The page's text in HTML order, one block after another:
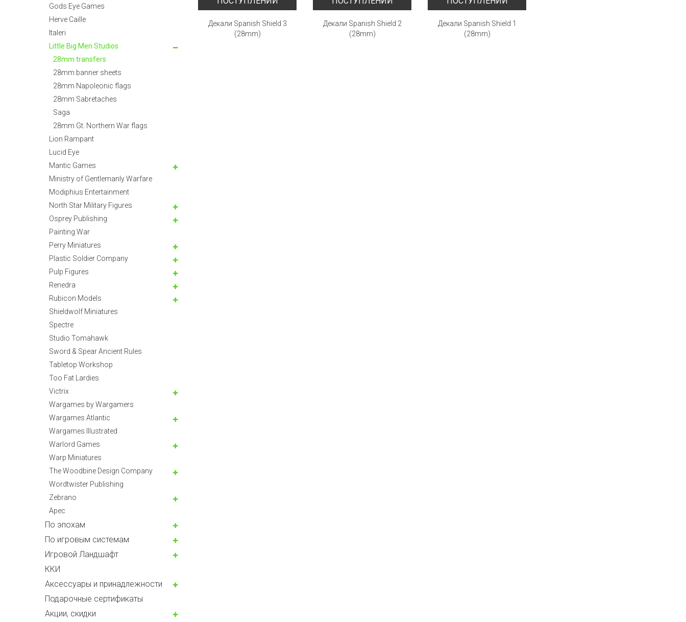
Gods Eye Games
Herve Caille
Italeri
Little Big Men Studios
28mm transfers
28mm banner sheets
28mm Napoleonic flags
28mm Sabretaches
Saga
28mm Gt. Northern War flags
Lion Rampant
Lucid Eye
Mantic Games
Ministry of Gentlemanly Warfare
Modiphius Entertainment
North Star Military Figures
Osprey Publishing
Painting War
Perry Miniatures
Plastic Soldier Company
Pulp Figures
Renedra
Rubicon Models
Shieldwolf Miniatures
Spectre
Studio Tomahawk
Sword & Spear Ancient Rules
Tabletop Workshop
Too Fat Lardies
Victrix
Wargames by Wargamers
Wargames Atlantic
Wargames Illustrated
Warlord Games
Warp Miniatures
The Woodbine Design Company
Wordtwister Publishing
Zebrano
Арес
По эпохам
По игровым системам
Игровой Ландшафт
ККИ
Аксессуары и принадлежности
Подарочные сертификаты
Акции, скидки
Декали Spanish Shield 3
(28mm)
Декали Spanish Shield 2
(28mm)
Декали Spanish Shield 1
(28mm)